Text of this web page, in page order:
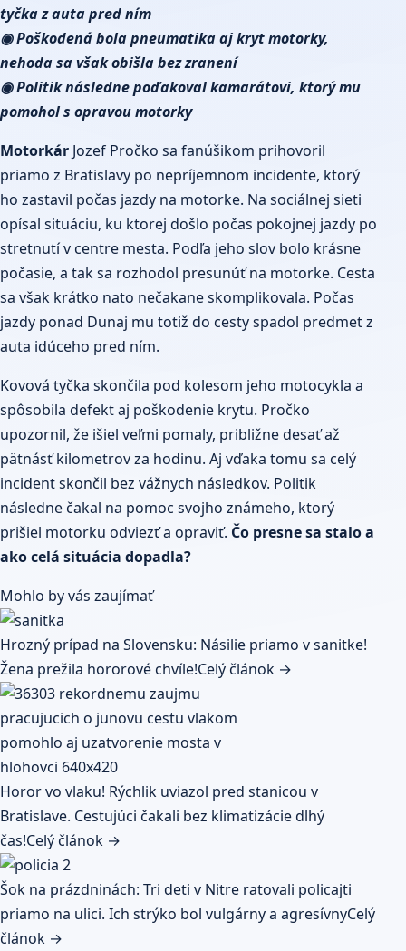
tyčka z auta pred ním
◉ Poškodená bola pneumatika aj kryt motorky,
nehoda sa však obišla bez zranení
◉ Politik následne poďakoval kamarátovi, ktorý mu
pomohol s opravou motorky
Motorkár Jozef Pročko sa fanúšikom prihovoril
priamo z Bratislavy po nepríjemnom incidente, ktorý
ho zastavil počas jazdy na motorke. Na sociálnej sieti
opísal situáciu, ku ktorej došlo počas pokojnej jazdy po
stretnutí v centre mesta. Podľa jeho slov bolo krásne
počasie, a tak sa rozhodol presunúť na motorke. Cesta
sa však krátko nato nečakane skomplikovala. Počas
jazdy ponad Dunaj mu totiž do cesty spadol predmet z
auta idúceho pred ním.
Kovová tyčka skončila pod kolesom jeho motocykla a
spôsobila defekt aj poškodenie krytu. Pročko
upozornil, že išiel veľmi pomaly, približne desať až
pätnásť kilometrov za hodinu. Aj vďaka tomu sa celý
incident skončil bez vážnych následkov. Politik
následne čakal na pomoc svojho známeho, ktorý
prišiel motorku odviezť a opraviť. Čo presne sa stalo a
ako celá situácia dopadla?
Mohlo by vás zaujímať
Hrozný prípad na Slovensku: Násilie priamo v sanitke!
Žena prežila hororové chvíle!Celý článok →
Horor vo vlaku! Rýchlik uviazol pred stanicou v
Bratislave. Cestujúci čakali bez klimatizácie dlhý
čas!Celý článok →
Šok na prázdninách: Tri deti v Nitre ratovali policajti
priamo na ulici. Ich strýko bol vulgárny a agresívnyCelý
článok →